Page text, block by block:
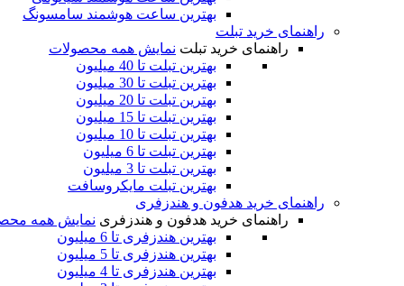
بهترین ساعت هوشمند سامسونگ
راهنمای خرید تبلت
راهنمای خرید تبلت نمایش همه محصولات
بهترین تبلت تا 40 میلیون
بهترین تبلت تا 30 میلیون
بهترین تبلت تا 20 میلیون
بهترین تبلت تا 15 میلیون
بهترین تبلت تا 10 میلیون
بهترین تبلت تا 6 میلیون
بهترین تبلت تا 3 میلیون
بهترین تبلت مایکروسافت
راهنمای خرید هدفون و هندزفری
راهنمای خرید هدفون و هندزفری نمایش همه
بهترین هندزفری تا 6 میلیون
بهترین هندزفری تا 5 میلیون
بهترین هندزفری تا 4 میلیون